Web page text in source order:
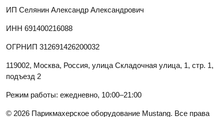
ИП Селянин Александр Александрович
ИНН 691400216088
ОГРНИП 312691426200032
119002, Москва, Россия, улица Складочная улица, 1, стр. 1,
подъезд 2
Режим работы: ежедневно, 10:00–21:00
© 2026 Парикмахерское оборудование Mustang. Все права